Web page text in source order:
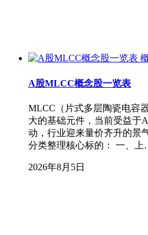
A股MLCC概念股一览表
MLCC（片式多层陶瓷电容
大的基础元件，当前受益于
动，行业迎来量价齐升的景
分类整理核心标的： 一、
2026年8月5日